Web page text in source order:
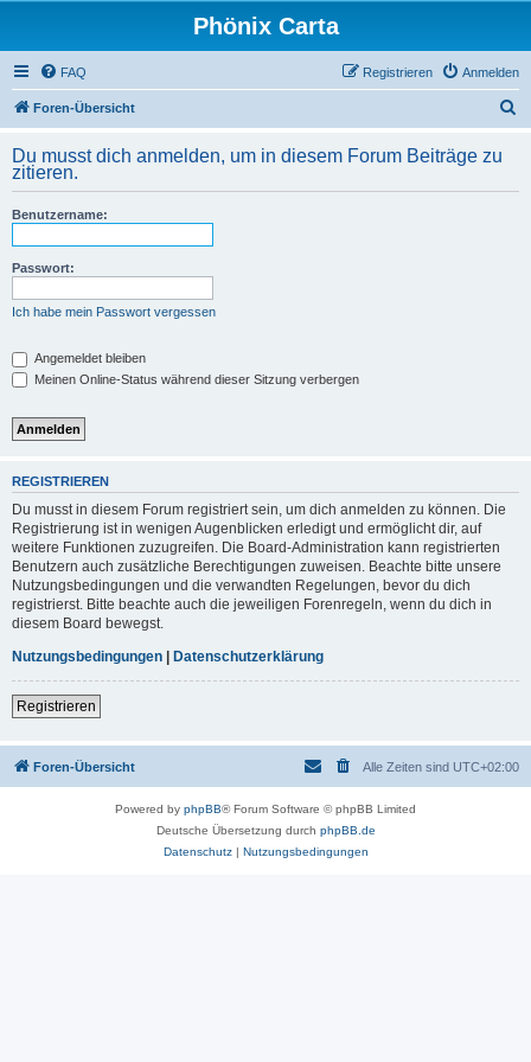
Phönix Carta
FAQ Anmelden
Registrieren
Foren-Übersicht
h
Du musst dich anmelden, um in diesem Forum Beiträge zu
zitieren.
Benutzername:
Passwort:
Ich habe mein Passwort vergessen
Angemeldet bleiben
Meinen Online-Status während dieser Sitzung verbergen
REGISTRIEREN
Du musst in diesem Forum registriert sein, um dich anmelden zu können. Die
Registrierung ist in wenigen Augenblicken erledigt und ermöglicht dir, auf
weitere Funktionen zuzugreifen. Die Board-Administration kann registrierten
Benutzern auch zusätzliche Berechtigungen zuweisen. Beachte bitte unsere
Nutzungsbedingungen und die verwandten Regelungen, bevor du dich
registrierst. Bitte beachte auch die jeweiligen Forenregeln, wenn du dich in
diesem Board bewegst.
Nutzungsbedingungen | Datenschutzerklärung
Registrieren
Foren-Übersicht Alle Zeiten sind UTC+02:00
Powered by phpBB® Forum Software © phpBB Limited
Deutsche Übersetzung durch phpBB.de
Datenschutz| Nutzungsbedingungen